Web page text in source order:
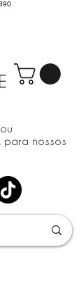
para nossos